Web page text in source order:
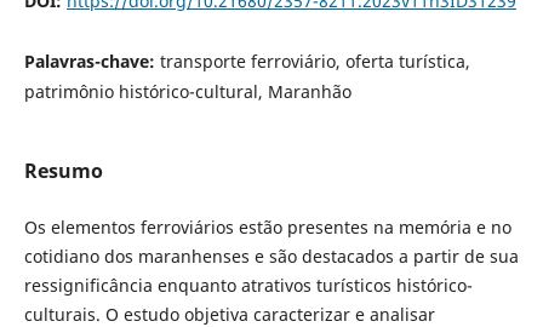
Palavras-chave: transporte ferroviário, oferta turística,
patrimônio histórico-cultural, Maranhão
Resumo
Os elementos ferroviários estão presentes na memória e no
cotidiano dos maranhenses e são destacados a partir de sua
ressignificância enquanto atrativos turísticos histórico-
culturais. O estudo objetiva caracterizar e analisar